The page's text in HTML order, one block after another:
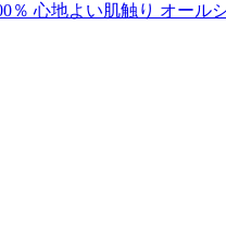
心地よい肌触り オール